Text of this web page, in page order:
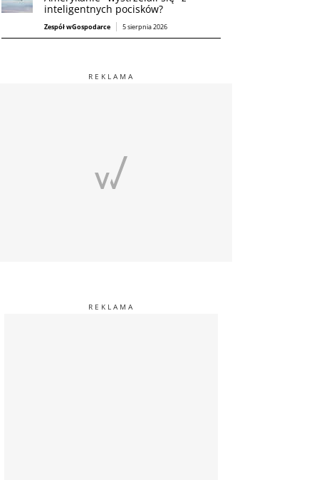
inteligentnych pocisków?
Zespół wGospodarce 5 sierpnia 2026